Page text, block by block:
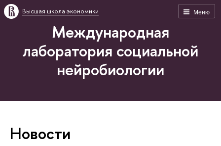
Меню
Высшая школа экономики
Международная
лаборатория социальной
нейробиологии
Новости